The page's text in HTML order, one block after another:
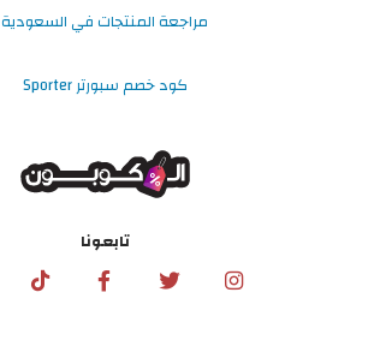
مراجعة المنتجات في السعودية
كود خصم سبورتر Sporter
تابعونا